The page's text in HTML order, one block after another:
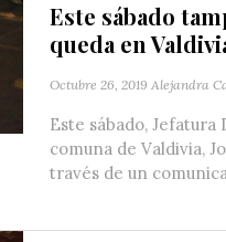
Este sábado
queda en
Octubre 26, 2019 Alejandra
Este sábado,
comuna de Valdivia,
través de un